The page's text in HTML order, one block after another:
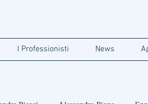
I Professionisti News